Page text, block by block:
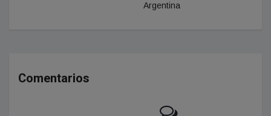
Argentina
Comentarios